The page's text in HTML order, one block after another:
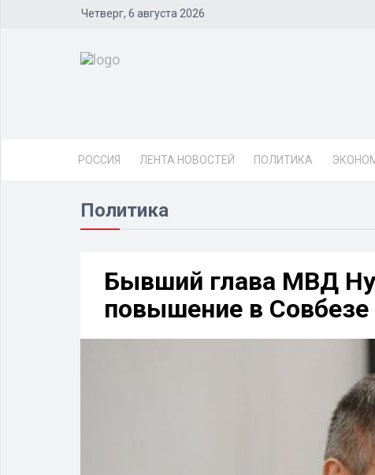
Четверг, 6 августа 2026
РОССИЯ ЛЕНТА НОВОСТЕЙ ПОЛИТИКА
Политика
Бывший глава МВД
повышение в